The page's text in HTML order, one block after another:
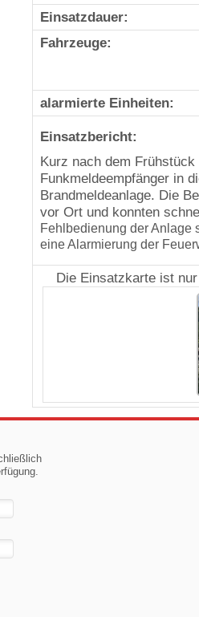
Einsatzdauer:
Fahrzeuge:
alarmierte Einheiten:
Einsatzbericht:
Kurz nach dem
Funkmeldeempfänger in
Brandmeldeanlage. Die
vor Ort und konnten
Fehlbedienung der Anlage
eine Alarmierung der
Die Einsatzkarte ist